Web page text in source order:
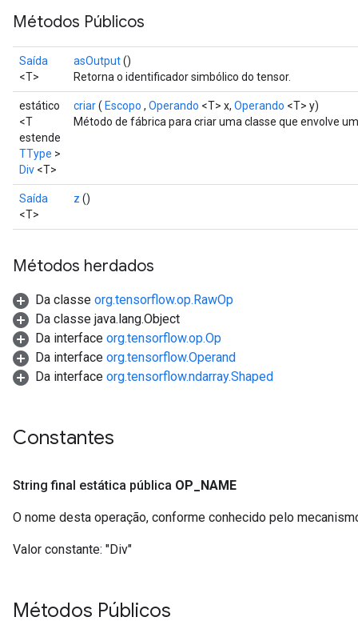
Métodos Públicos
Saída
<T>
asOutput()
Retorna o identificador simbólico do tensor.
estático
<T
estende
TType >
Div <T>
criar( Escopo , Operando <T> x, Operando <T> y)
Método de fábrica para criar uma classe que envolve
Saída
<T>
z ()
Métodos herdados
Da classe org.tensorflow.op.RawOp
Da classe java.lang.Object
Da interface org.tensorflow.op.Op
Da interface org.tensorflow.Operand
Da interface org.tensorflow.ndarray.Shaped
Constantes
String final estática pública OP NAME
O nome desta operação, conforme conhecido pelo
Valor constante: "Div"
Métodos Públicos